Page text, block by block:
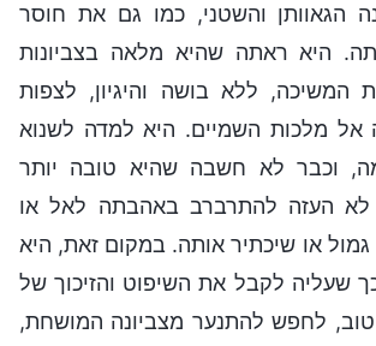
הגאוותן והשטני, כמו גם את חוסר
היא ראתה שהיא מלאה בצביונות
המשיכה, ללא בושה והיגיון, לצפות
אל מלכות השמיים. היא למדה לשנוא
וכבר לא חשבה שהיא טובה יותר
לא העזה להתרברב באהבתה לאל או
גמול או שיכתיר אותה. במקום זאת, היא
שעליה לקבל את השיפוט והזיכוך של
טוב, לחפש להתנער מצביונה המושחת,